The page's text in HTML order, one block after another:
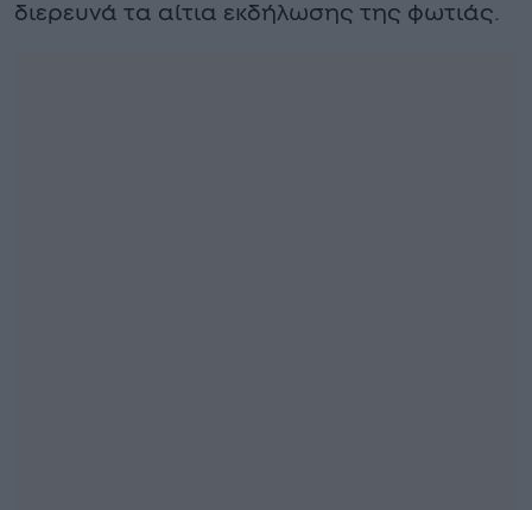
διερευνά τα αίτια εκδήλωσης της φωτιάς.